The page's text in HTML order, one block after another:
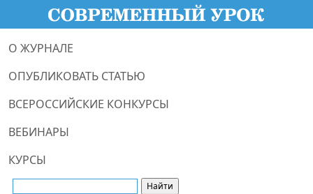
О ЖУРНАЛЕ
ОПУБЛИКОВАТЬ СТАТЬЮ
ВСЕРОССИЙСКИЕ КОНКУРСЫ
ВЕБИНАРЫ
КУРСЫ